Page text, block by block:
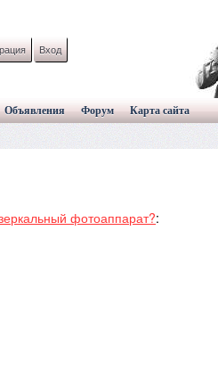
Вход
Объявления Форум Карта сайта
фотоаппарат?: